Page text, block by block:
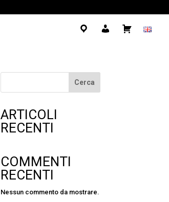
Cerca
ARTICOLI
RECENTI
COMMENTI
RECENTI
Nessun commento da mostrare.